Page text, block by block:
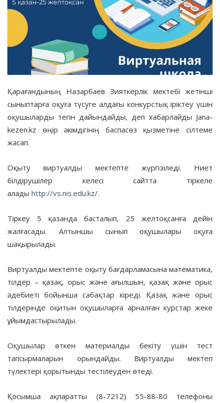
Қарағандының Назарбаев Зияткерлік мектебі жетінші
сыныптарға оқуға түсуге алдағы конкурстық іріктеу үшін
оқушыларды тегін дайындайды, деп хабарлайды Jana-
kezen.kz өңір әкімдігінің баспасөз қызметіне сілтеме
жасап.
Оқыту виртуалды мектепте жүргізіледі. Ниет
білдірушілер келесі сайтта тіркеле
алады http://vs.nis.edu.kz/.
Тіркеу 5 қазанда басталып, 25 желтоқсанға дейін
жалғасады. Алтыншы сынып оқушылары оқуға
шақырылады.
Виртуалды мектепте оқыту бағдарламасына математика,
тілдер – қазақ, орыс және ағылшын, қазақ және орыс
әдебиеті бойынша сабақтар кіреді. Қазақ және орыс
тілдерінде оқитын оқушыларға арналған курстар жеке
ұйымдастырылады.
Оқушылар өткен материалды бекіту үшін тест
тапсырмаларын орындайды. Виртуалды мектеп
түлектері қорытынды тестілеуден өтеді.
Қосымша ақпаратты (8-7212) 55-88-80 телефоны